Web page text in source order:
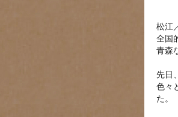
松江
全国
青森
先日
色々
た。